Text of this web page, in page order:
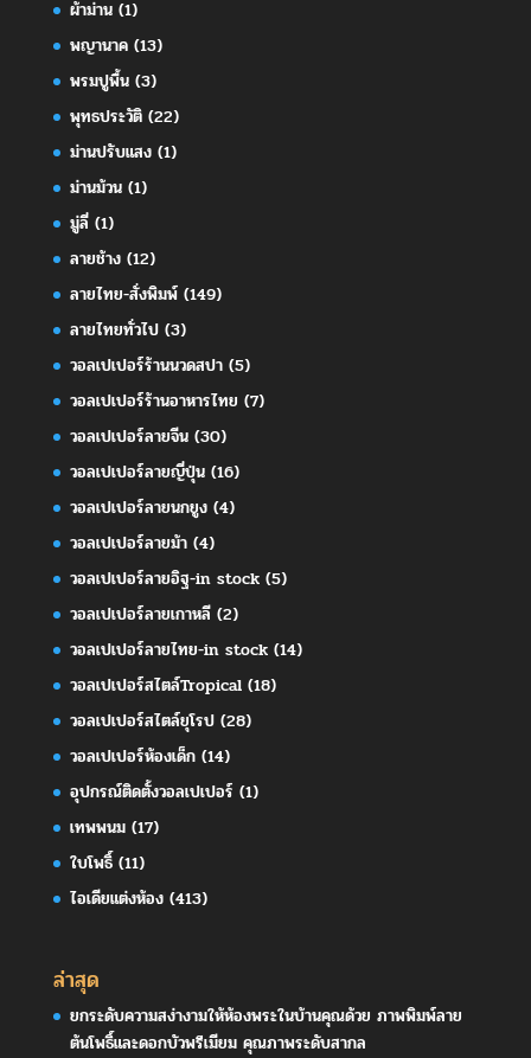
ผ้าม่าน(1)
พญานาค(13)
พรมปูพื้น(3)
พุทธประวัติ(22)
ม่านปรับแสง(1)
ม่านม้วน(1)
มู่ลี่(1)
ลายช้าง(12)
ลายไทย-สั่งพิมพ์(149)
ลายไทยทั่วไป(3)
วอลเปเปอร์ร้านนวดสปา(5)
วอลเปเปอร์ร้านอาหารไทย (7)
วอลเปเปอร์ลายจีน(30)
วอลเปเปอร์ลายญี่ปุ่น(16)
วอลเปเปอร์ลายนกยูง(4)
วอลเปเปอร์ลายม้า(4)
วอลเปเปอร์ลายอิฐ-in stock(5)
วอลเปเปอร์ลายเกาหลี(2)
วอลเปเปอร์ลายไทย-in stock(14)
วอลเปเปอร์สไตล์Tropical(18)
วอลเปเปอร์สไตล์ยุโรป(28)
วอลเปเปอร์ห้องเด็ก(14)
อุปกรณ์ติดตั้งวอลเปเปอร์ (1)
เทพพนม(17)
ใบโพธิ์(11)
ไอเดียแต่งห้อง(413)
ล่าสุด
ยกระดับความสง่างามให้ห้องพระในบ้านคุณด้วย ภาพพิมพ์ลาย
ต้นโพธิ์และดอกบัวพรีเมียม คุณภาพระดับสากล